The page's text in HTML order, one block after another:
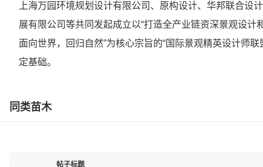
上海万园环境规划设计有限公司、原构设计、华邦联合
展有限公司等共同发起成立以“打造全产业链资深景观设
面向世界，回归自然”为核心宗旨的“国际景观精英设计师
定基础。
同类苗木
帖子标题